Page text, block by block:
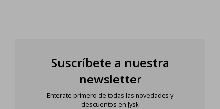
Suscríbete a nuestra
newsletter
Enterate primero de todas las novedades y
descuentos en Jysk